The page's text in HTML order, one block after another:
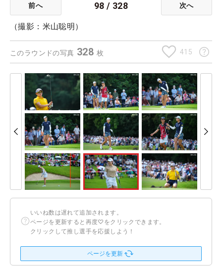
前へ 98 / 328 次へ
（撮影：米山聡明）
このラウンドの写真 328 枚 415
いいね数は遅れて追加されます。
ページを更新すると再度♡をクリックできます。
クリックして推し選手を応援しよう！
ページを更新